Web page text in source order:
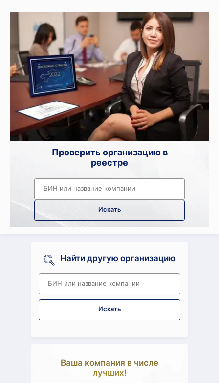
Проверить организацию в
реестре
Искать
Найти другую организацию
Искать
Ваша компания в числе